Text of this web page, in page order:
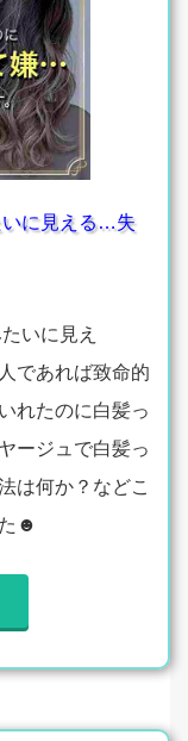
いに見える…失
いに見え
であれば致命的
れたのに白髪っ
ージュで白髪っ
は何か？などこ
☻